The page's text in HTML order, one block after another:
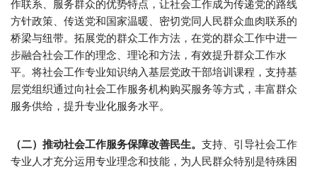
作联系、服务群众的优势特点，让社会工作成为传递党的路线
方针政策、传送党和国家温暖、密切党同人民群众血肉联系的
桥梁与纽带。拓展党的群众工作方法，在党的群众工作中进一
步融合社会工作的理念、理论和方法，有效提升群众工作水
平。将社会工作专业知识纳入基层党政干部培训课程，支持基
层党组织通过向社会工作服务机构购买服务等方式，丰富群众
服务供给，提升专业化服务水平。
（二）推动社会工作服务保障改善民生。 支持、引导社会工作
专业人才充分运用专业理念和技能，为人民群众特别是特殊困